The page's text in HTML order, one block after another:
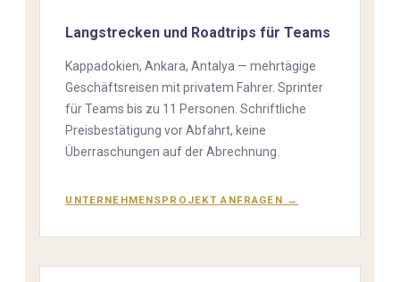
Langstrecken und Roadtrips für Teams
Kappadokien, Ankara, Antalya — mehrtägige
Geschäftsreisen mit privatem Fahrer. Sprinter
für Teams bis zu 11 Personen. Schriftliche
Preisbestätigung vor Abfahrt, keine
Überraschungen auf der Abrechnung.
UNTERNEHMENSPROJEKT ANFRAGEN →